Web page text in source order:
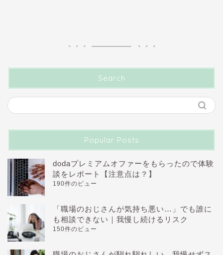
Search
Popular Posts
dodaプレミアムオファーをもらったので体験
談をレポート【注意点は？】
190件のビュー
「職場のおじさんが気持ち悪い…」でも誰に
も相談できない｜我慢し続けるリスク
150件のビュー